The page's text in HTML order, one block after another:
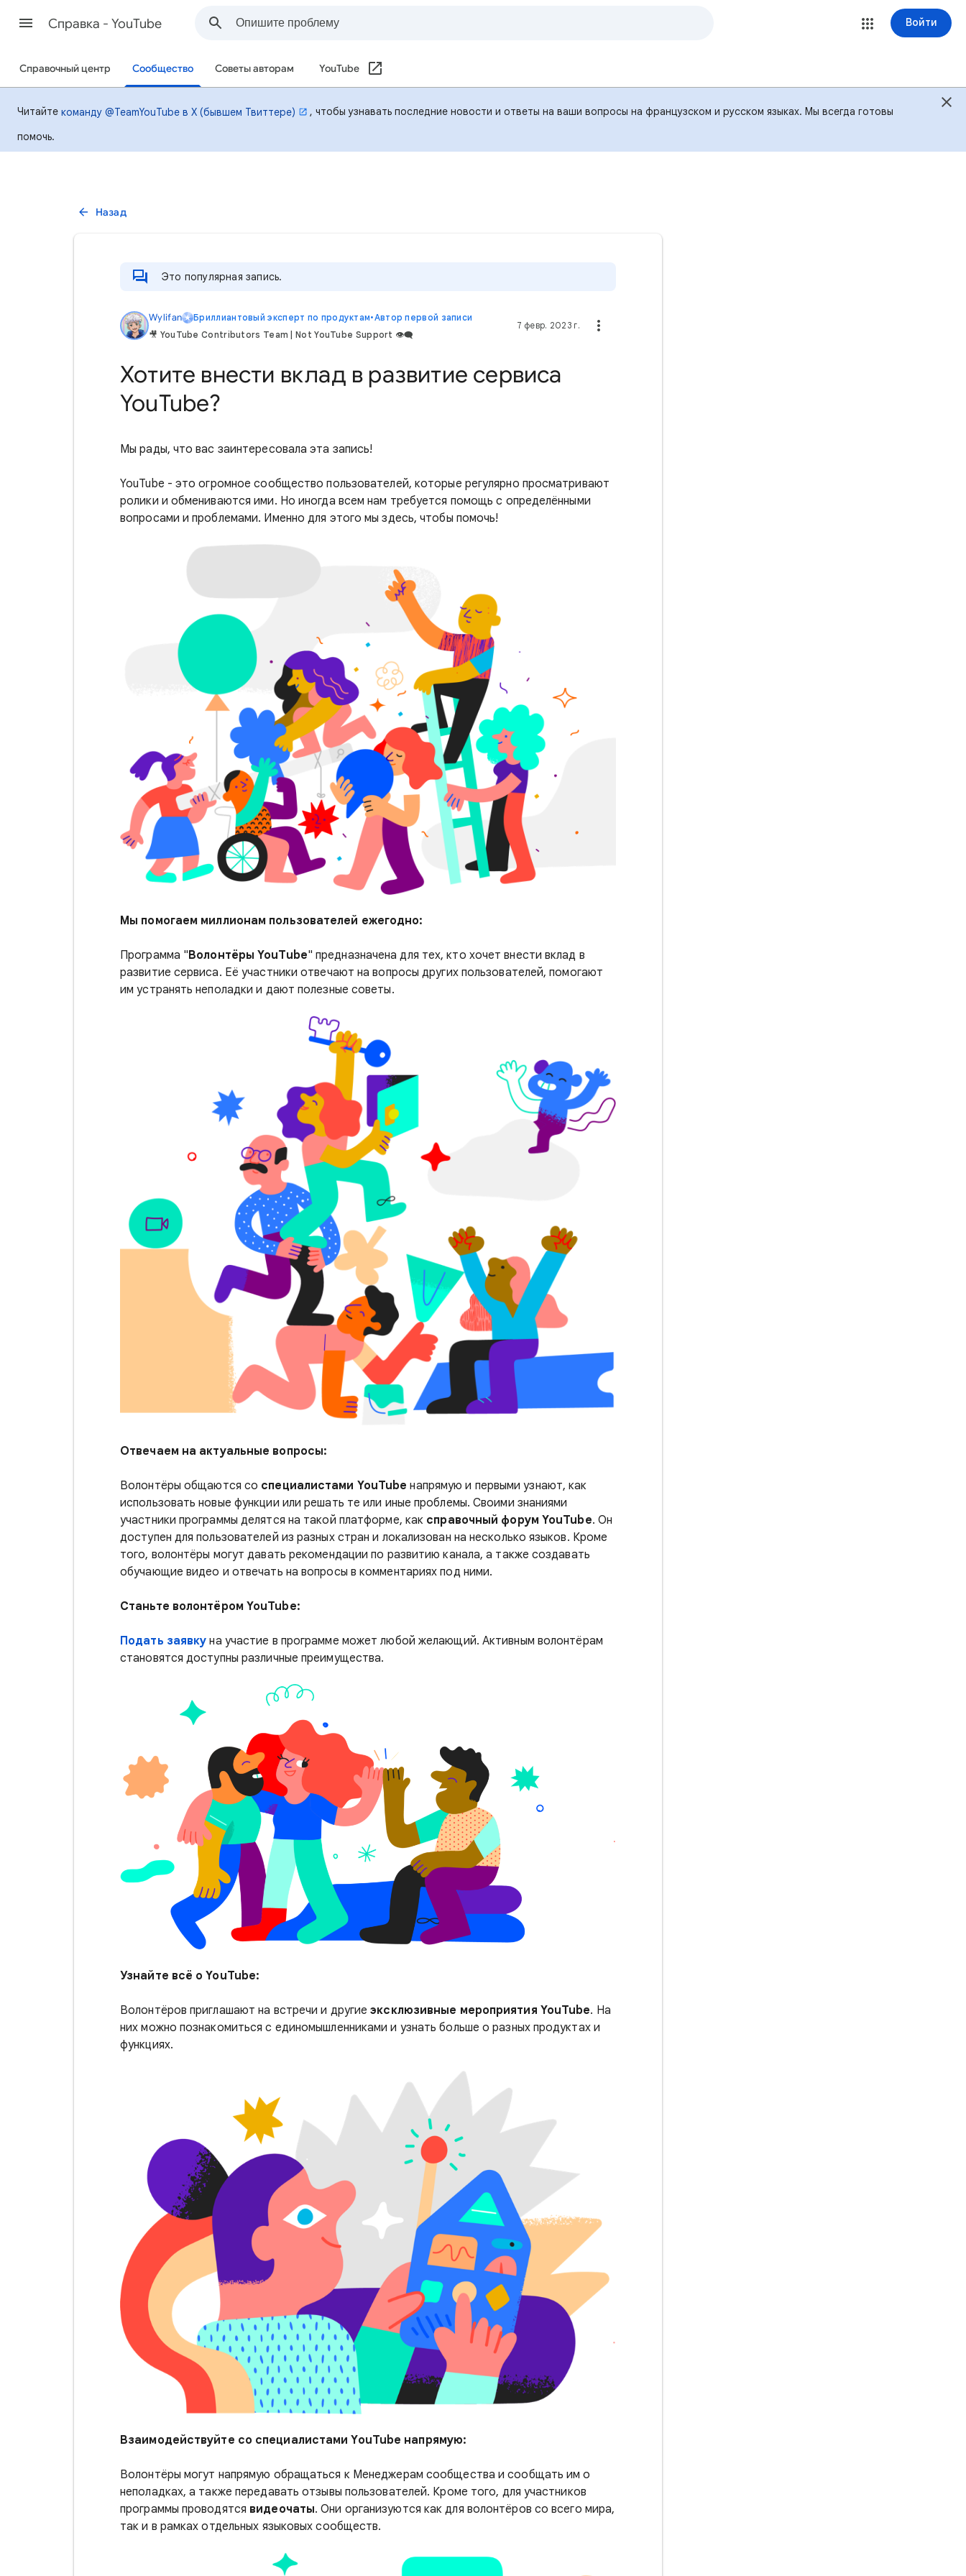
Cправка - YouTube Войти
Справочный центр Сообщество Советы авторам YouTube
Читайте команду @TeamYouTube в X (бывшем Твиттере)
, чтобы узнавать последние новости и ответы на ваши вопросы на французском и русском языках. Мы всегда готовы
помочь.
Назад
Это популярная запись.
Wylifan Бриллиантовый эксперт по продуктам•Автор первой записи
🎥 YouTube Contributors Team | Not YouTube Support 👁️‍🗨️
7 февр. 2023 г.
Хотите внести вклад в развитие сервиса
YouTube?
Мы рады, что вас заинтересовала эта запись!
YouTube - это огромное сообщество пользователей, которые регулярно просматривают
ролики и обмениваются ими. Но иногда всем нам требуется помощь с определёнными
вопросами и проблемами. Именно для этого мы здесь, чтобы помочь!
Мы помогаем миллионам пользователей ежегодно:
Программа "Волонтёры YouTube" предназначена для тех, кто хочет внести вклад в
развитие сервиса. Её участники отвечают на вопросы других пользователей, помогают
им устранять неполадки и дают полезные советы.
Отвечаем на актуальные вопросы:
Волонтёры общаются со специалистами YouTube напрямую и первыми узнают, как
использовать новые функции или решать те или иные проблемы. Своими знаниями
участники программы делятся на такой платформе, как справочный форум YouTube. Он
доступен для пользователей из разных стран и локализован на несколько языков. Кроме
того, волонтёры могут давать рекомендации по развитию канала, а также создавать
обучающие видео и отвечать на вопросы в комментариях под ними.
Станьте волонтёром YouTube:
Подать заявку на участие в программе может любой желающий. Активным волонтёрам
становятся доступны различные преимущества.
Узнайте всё о YouTube:
Волонтёров приглашают на встречи и другиеэксклюзивные мероприятия YouTube. На
них можно познакомиться с единомышленниками и узнать больше о разных продуктах и
функциях.
Взаимодействуйте со специалистами YouTube напрямую:
Волонтёры могут напрямую обращаться к Менеджерам сообщества и сообщать им о
неполадках, а также передавать отзывы пользователей. Кроме того, для участников
программы проводятся видеочаты. Они организуются как для волонтёров со всего мира,
так и в рамках отдельных языковых сообществ.